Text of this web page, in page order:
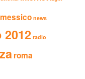
messico news
radio
roma